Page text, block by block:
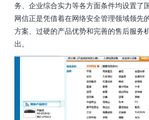
务、企业综合实力等各方面条件均设置了
网信正是凭借着在网络安全管理领域领先
方案、过硬的产品优势和完善的售后服务
出。